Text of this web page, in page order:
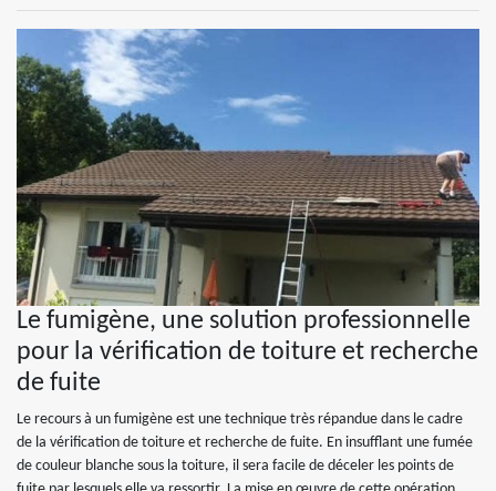
Le fumigène, une solution professionnelle
pour la vérification de toiture et recherche
de fuite
Le recours à un fumigène est une technique très répandue dans le cadre
de la vérification de toiture et recherche de fuite. En insufflant une fumée
de couleur blanche sous la toiture, il sera facile de déceler les points de